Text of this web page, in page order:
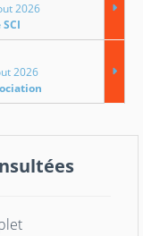
2026
2026